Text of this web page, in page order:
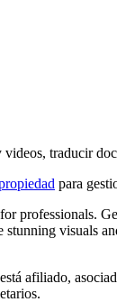
traducir
para
professionals.
visuals
afiliado,